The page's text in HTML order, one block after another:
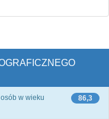
86,3
w wieku